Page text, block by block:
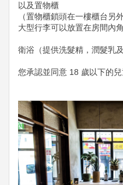
以及置物櫃
（置物櫃鎖頭在一樓櫃台另
大型行李可以放置在房間內角
衛浴（提供洗髮精，潤髮乳
您承認並同意 18 歲以下的兒